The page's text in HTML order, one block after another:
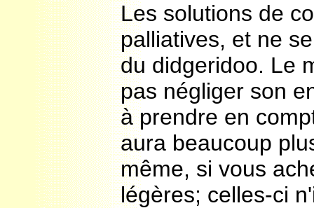
Les solutions de
palliatives, et ne
du didgeridoo. Le
pas négliger son
à prendre en
aura beaucoup
même, si vous
légères; celles-ci